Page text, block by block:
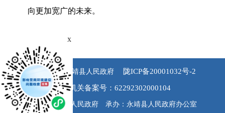
向更加宽广的未来。
版权所有 永靖县人民政府 陇ICP备20001032号-2
公安机关备案号：62292302000104
主办：永靖县人民政府 承办：永靖县人民政府办公室
x